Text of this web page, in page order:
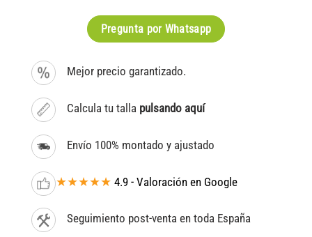
Pregunta por Whatsapp
Mejor precio garantizado.
Calcula tu talla pulsando aquí
Envío 100% montado y ajustado
★★★★★ 4.9 - Valoración en Google
Seguimiento post-venta en toda España